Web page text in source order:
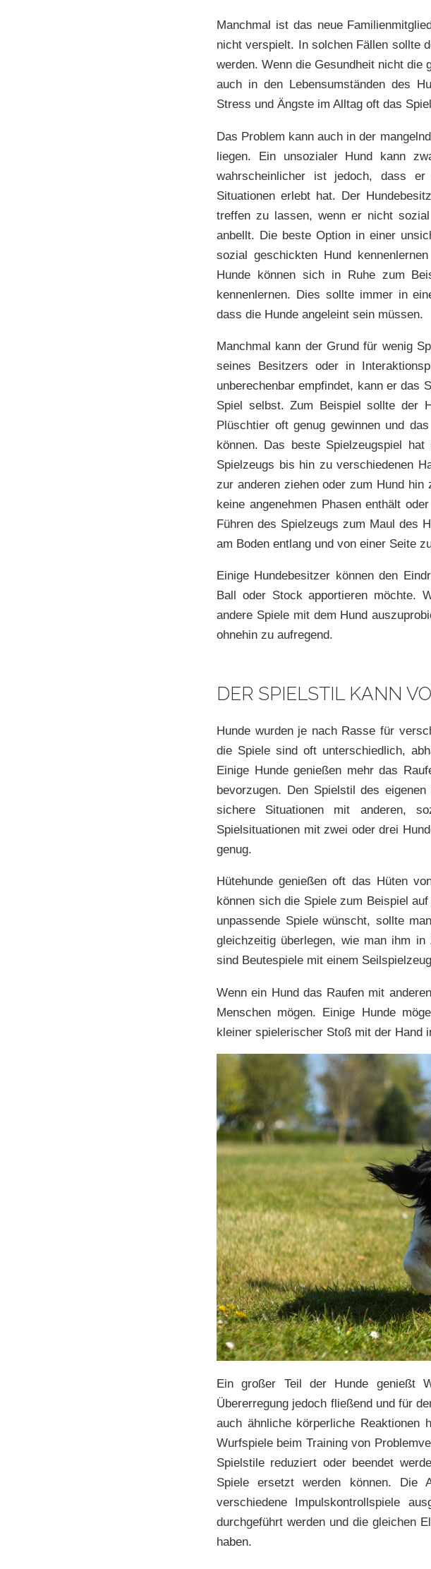
Manchmal ist das neue
nicht verspielt. In solchen Fällen sollte
werden. Wenn die Gesundheit nicht die
auch in den Lebensumständen des
Stress und Ängste im Alltag oft das
Das Problem kann auch in der
liegen. Ein unsozialer Hund kann
wahrscheinlicher ist jedoch, dass
Situationen erlebt hat. Der
treffen zu lassen, wenn er nicht
anbellt. Die beste Option in einer
sozial geschickten Hund
Hunde können sich in Ruhe zum
kennenlernen. Dies sollte immer in
dass die Hunde angeleint sein müssen.
Manchmal kann der Grund für wenig
seines Besitzers oder in
unberechenbar empfindet, kann er das
Spiel selbst. Zum Beispiel sollte der
Plüschtier oft genug gewinnen und
können. Das beste Spielzeugspiel
Spielzeugs bis hin zu verschiedenen
zur anderen ziehen oder zum Hund
keine angenehmen Phasen enthält
Führen des Spielzeugs zum Maul des
am Boden entlang und von einer Seite
Einige Hundebesitzer können den
Ball oder Stock apportieren möchte.
andere Spiele mit dem Hund
ohnehin zu aufregend.
DER SPIELSTIL KANN
Hunde wurden je nach Rasse für
die Spiele sind oft unterschiedlich,
Einige Hunde genießen mehr das
bevorzugen. Den Spielstil des
sichere Situationen mit anderen,
Spielsituationen mit zwei oder drei
genug.
Hütehunde genießen oft das Hüten
können sich die Spiele zum Beispiel
unpassende Spiele wünscht, sollte
gleichzeitig überlegen, wie man ihm
sind Beutespiele mit einem
Wenn ein Hund das Raufen mit
Menschen mögen. Einige Hunde
kleiner spielerischer Stoß mit der Hand
Ein großer Teil der Hunde genießt
Übererregung jedoch fließend und für
auch ähnliche körperliche Reaktionen
Wurfspiele beim Training von
Spielstile reduziert oder beendet
Spiele ersetzt werden können. Die
verschiedene Impulskontrollspiele
durchgeführt werden und die gleichen
haben.